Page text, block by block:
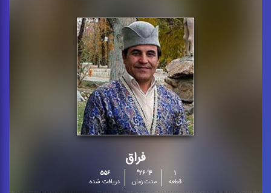
فراق
۱
قطعه
۴':۲۶"
مدت زمان
۵۵۶
دریافت شده